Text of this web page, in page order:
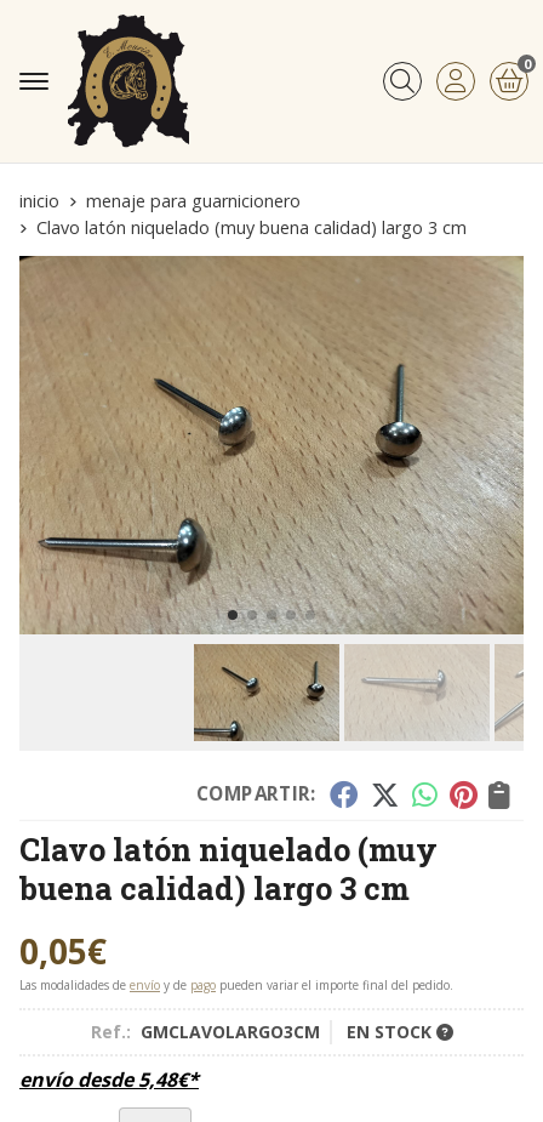
Buscar
0
inicio
menaje para guarnicionero
Clavo latón niquelado (muy buena calidad) largo 3 cm
COMPARTIR:
Clavo latón niquelado (muy
buena calidad) largo 3 cm
0,05€
Las modalidades de envío y de pago pueden variar el importe final del pedido.
Ref.: GMCLAVOLARGO3CM EN STOCK
envío desde5,48€*